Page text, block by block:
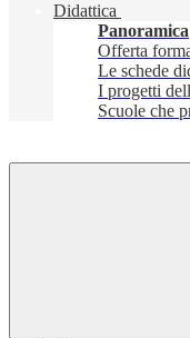
Didattica
Panoramica
Offerta
Le schede
I progetti
Scuole che